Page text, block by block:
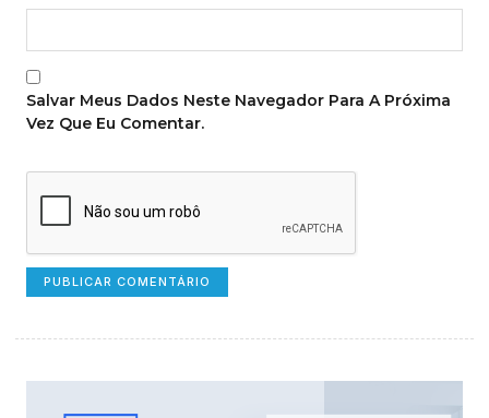
Salvar Meus Dados Neste Navegador Para A Próxima
Vez Que Eu Comentar.